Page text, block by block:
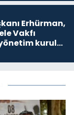
Erhürman,
Vakfı
kurulu